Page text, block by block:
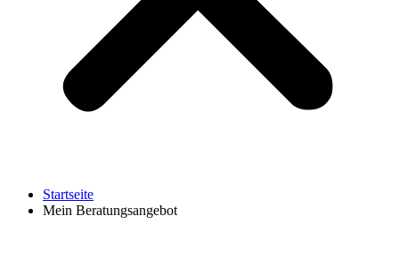
Startseite
Mein Beratungsangebot